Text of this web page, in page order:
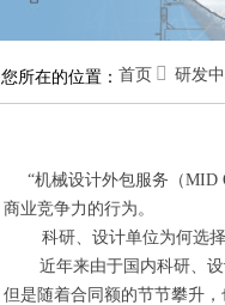
您所在的位置： 首页  研发
“机械设计外包服务（MID
商业竞争力的行为。
科研、设计单位为何选择
近年来由于国内科研、设
但是随着合同额的节节攀升